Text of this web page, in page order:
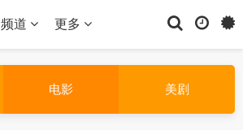
频道 更多
电影 美剧